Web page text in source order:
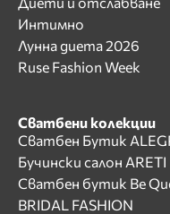
Интимно
Лунна диета 2026
Ruse Fashion Week
Сватбени колекции
Сватбен Бутик
Бучински салон ARETI
Сватбен бутик Be
BRIDAL FASHION